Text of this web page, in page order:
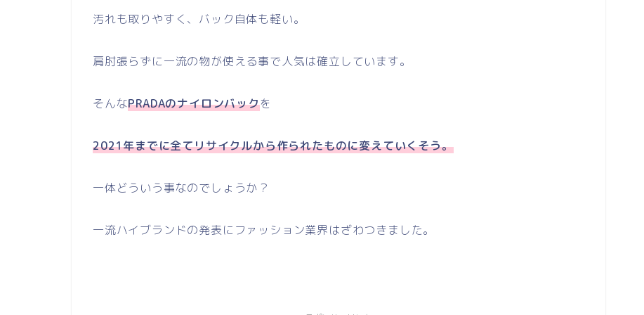
汚れも取りやすく、バック自体も軽い。
肩肘張らずに一流の物が使える事で人気は確立しています。
そんなPRADAのナイロンバックを
2021年までに全てリサイクルから作られたものに変えていくそう。
一体どういう事なのでしょうか？
一流ハイブランドの発表にファッション業界はざわつきました。